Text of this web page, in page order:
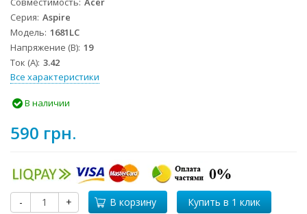
Серия Aspire
Модель 1681LC
Напряжение (В) 19
Ток (А) 3.42
Все характеристики
В наличии
590 грн.
- + В корзину